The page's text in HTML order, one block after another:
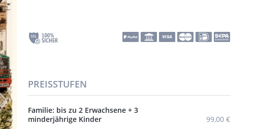
PREISSTUFEN
Familie: bis zu 2 Erwachsene + 3
minderjährige Kinder
99,00 €